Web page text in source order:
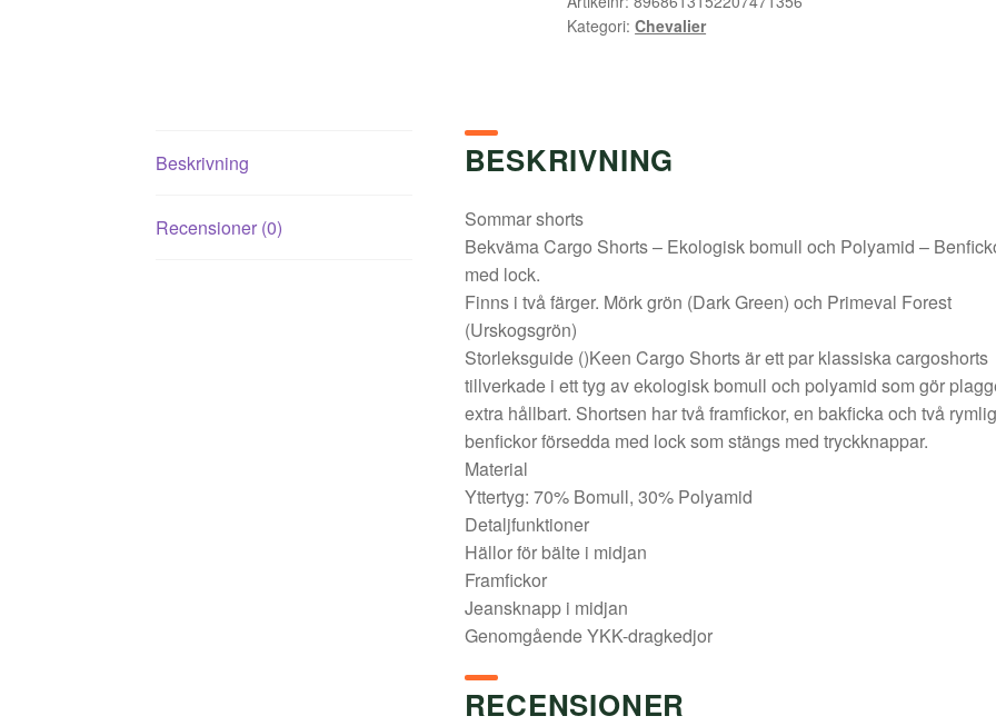
Kategori:Chevalier
Beskrivning
Recensioner (0)
BESKRIVNING
Sommar shorts
Bekväma Cargo Shorts – Ekologisk bomull och Polyamid –
med lock.
Finns i två färger. Mörk grön (Dark Green) och Primeval Forest
(Urskogsgrön)
Storleksguide ()Keen Cargo Shorts är ett par klassiska cargoshorts
tillverkade i ett tyg av ekologisk bomull och polyamid som gör
extra hållbart. Shortsen har två framfickor, en bakficka och två
benfickor försedda med lock som stängs med tryckknappar.
Material
Yttertyg: 70% Bomull, 30% Polyamid
Detaljfunktioner
Hällor för bälte i midjan
Framfickor
Jeansknapp i midjan
Genomgående YKK-dragkedjor
RECENSIONER